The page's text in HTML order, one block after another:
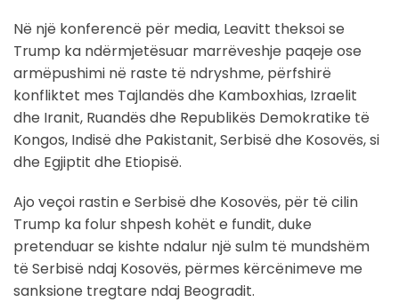
Në një konferencë për media, Leavitt theksoi se
Trump ka ndërmjetësuar marrëveshje paqeje ose
armëpushimi në raste të ndryshme, përfshirë
konfliktet mes Tajlandës dhe Kamboxhias, Izraelit
dhe Iranit, Ruandës dhe Republikës Demokratike të
Kongos, Indisë dhe Pakistanit, Serbisë dhe Kosovës, si
dhe Egjiptit dhe Etiopisë.
Ajo veçoi rastin e Serbisë dhe Kosovës, për të cilin
Trump ka folur shpesh kohët e fundit, duke
pretenduar se kishte ndalur një sulm të mundshëm
të Serbisë ndaj Kosovës, përmes kërcënimeve me
sanksione tregtare ndaj Beogradit.